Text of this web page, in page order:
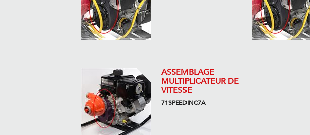
ASSEMBLAGE
MULTIPLICATEUR DE
VITESSE
71SPEEDINC7A